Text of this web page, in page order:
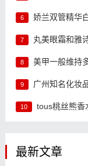
6 娇兰双管精华
7 丸美眼霜和雅
8 美甲一般维持
9 广州知名化妆
10 tous桃丝熊香
最新文章